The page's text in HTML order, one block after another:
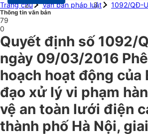
Trang chủ
Văn bản pháp luật 1092/QĐ-
Thông tin văn bản
79
0
Quyết định số 1092/
ngày 09/03/2016
hoạch hoạt động của
đạo xử lý vi phạm
vệ an toàn lưới điện
thành phố Hà Nội,